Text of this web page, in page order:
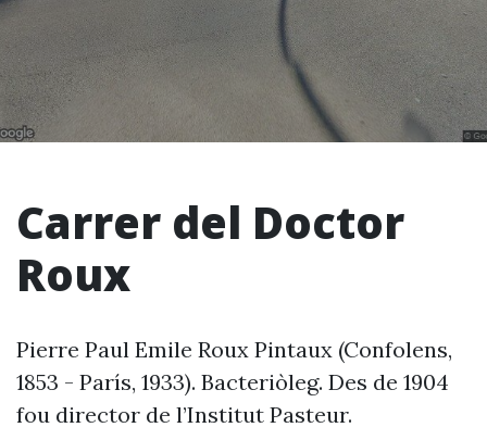
Carrer del Doctor
Roux
Pierre Paul Emile Roux Pintaux (Confolens,
1853 - París, 1933). Bacteriòleg. Des de 1904
fou director de l’Institut Pasteur.